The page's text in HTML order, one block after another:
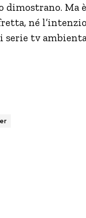
Ma è
né
serie tv